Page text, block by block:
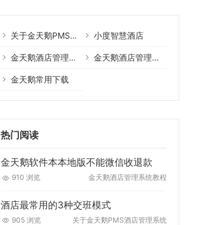
关于金天鹅PMS酒店管理系统 小度智慧酒店
金天鹅酒店管理系统案例 金天鹅酒店管理系统教程
金天鹅常用下载
热门阅读
金天鹅软件本本地版不能微信收退款
910 浏览 金天鹅酒店管理系统教程
酒店最常用的3种交班模式
905 浏览 关于金天鹅PMS酒店管理系统